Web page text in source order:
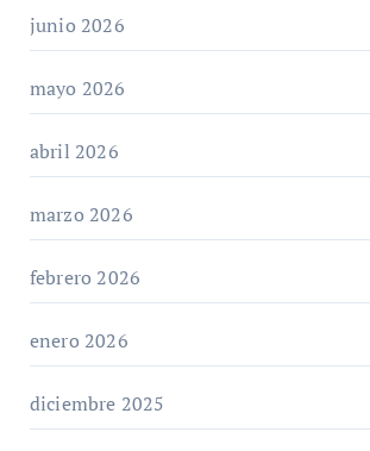
junio 2026
mayo 2026
abril 2026
marzo 2026
febrero 2026
enero 2026
diciembre 2025